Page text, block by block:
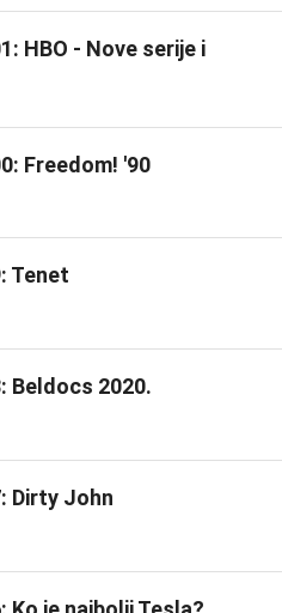
HBO - Nove serije i
Freedom! '90
Tenet
Beldocs 2020.
Dirty John